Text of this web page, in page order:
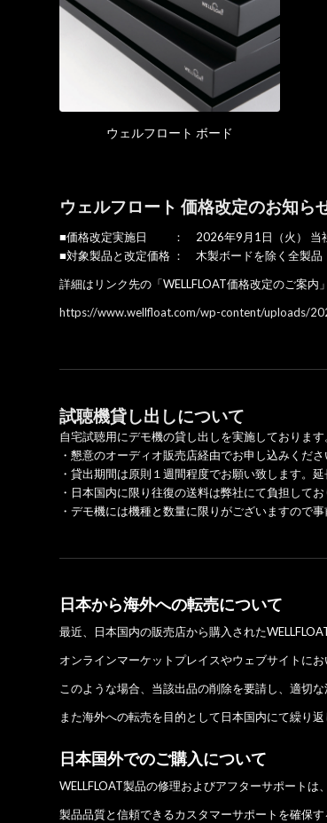
ウェルフロート ボード
ウェルフロート 価格改定のお知ら
■価格改定実施日 ： 2026年9月1日（火） 当
■対象製品と改定価格 ： 木製ボードを除く全製品
詳細はリンク先の「WELLFLOAT価格改定のご案内
https://www.wellfloat.com/wp-content/uploads/
試聴機貸し出しについて
自宅試聴用にデモ機の貸し出しを実施しておりま
・懇意のオーディオ販売店経由でお申し込みくださ
・貸出期間は原則１週間程度でお願い致します。
・日本国内に限り往復の送料は弊社にて負担して
・デモ機には機種と数量に限りがございますので
日本から海外への転売について
最近、日本国内の販売店から購入された
オンラインマーケットプレイスやウェブサイトに
このような場合、当該出品の削除を要請し、適切な
また海外への転売を目的として日本国内にて繰り
日本国外でのご購入について
WELLFLOAT製品の修理およびアフターサポート
製品品質と信頼できるカスタマーサポートを確保